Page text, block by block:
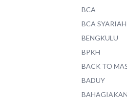
BCA
BCA SYARIAH
BENGKULU
BPKH
BACK TO
BADUY